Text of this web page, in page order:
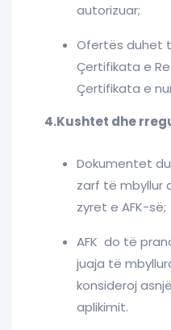
autorizuar;
Ofertës duhet
Çertifikata e
Çertifikata e
4.Kushtet dhe
Dokumentet
zarf të mbyllur
zyret e AFK-së;
AFK do të
juaja të
konsideroj
aplikimit.